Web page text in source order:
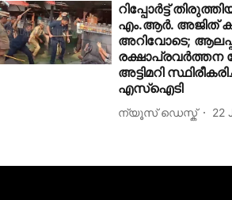
റിപ്പോര്‍ട്ട്
എം.ആര്‍. അജിത്
അറിവോടെ;
രക്ഷാപ്രവര്‍ത്തന
അട്ടിമറി
എസ്‌ഐടി
ന്യൂസ് ഡെസ്ക് 22